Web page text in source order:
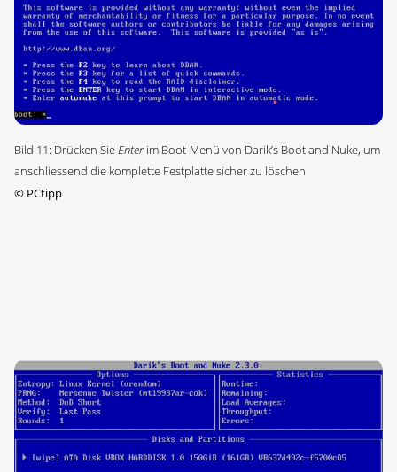
Bild 11: Drücken SieEnterim Boot-Menü von Darik’s Boot and Nuke, um
anschliessend die komplette Festplatte sicher zu löschen
© PCtipp